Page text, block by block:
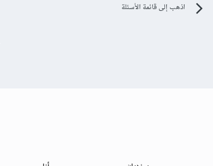
اذهب إلى قائمة الأسئلة